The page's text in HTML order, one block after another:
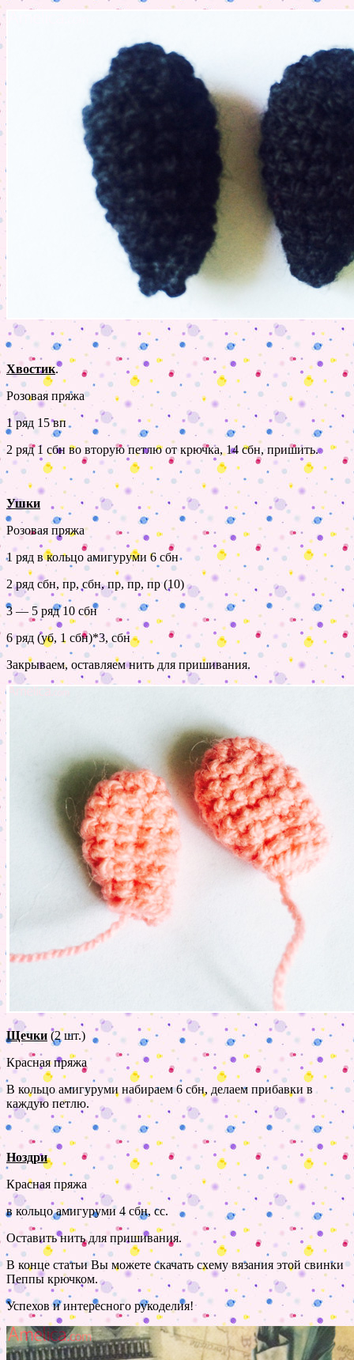
Хвостик.
Розовая пряжа
1 ряд 15 вп
2 ряд 1 сбн во вторую петлю от крючка, 14 сбн, пришить.
Ушки
Розовая пряжа
1 ряд в кольцо амигуруми 6 сбн
2 ряд сбн, пр, сбн, пр, пр, пр (10)
3 — 5 ряд 10 сбн
6 ряд (уб, 1 сбн)*3, сбн
Закрываем, оставляем нить для пришивания.
Щечки (2 шт.)
Красная пряжа
В кольцо амигуруми набираем 6 сбн, делаем прибавки в
каждую петлю.
Ноздри
Красная пряжа
в кольцо амигуруми 4 сбн, сс.
Оставить нить для пришивания.
В конце статьи Вы можете скачать схему вязания этой свинки
Пеппы крючком.
Успехов и интересного рукоделия!